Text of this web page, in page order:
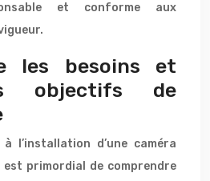
et conforme aux
les besoins et
objectifs de
l’installation d’une caméra
primordial de comprendre